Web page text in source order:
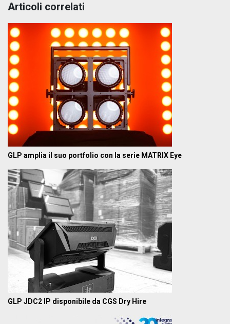
Articoli correlati
GLP amplia il suo portfolio con la serie MATRIX Eye
GLP JDC2 IP disponibile da CGS Dry Hire